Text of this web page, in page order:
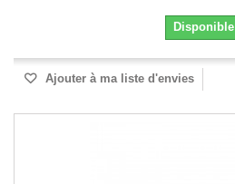
Disponible
Ajouter à ma liste d'envies